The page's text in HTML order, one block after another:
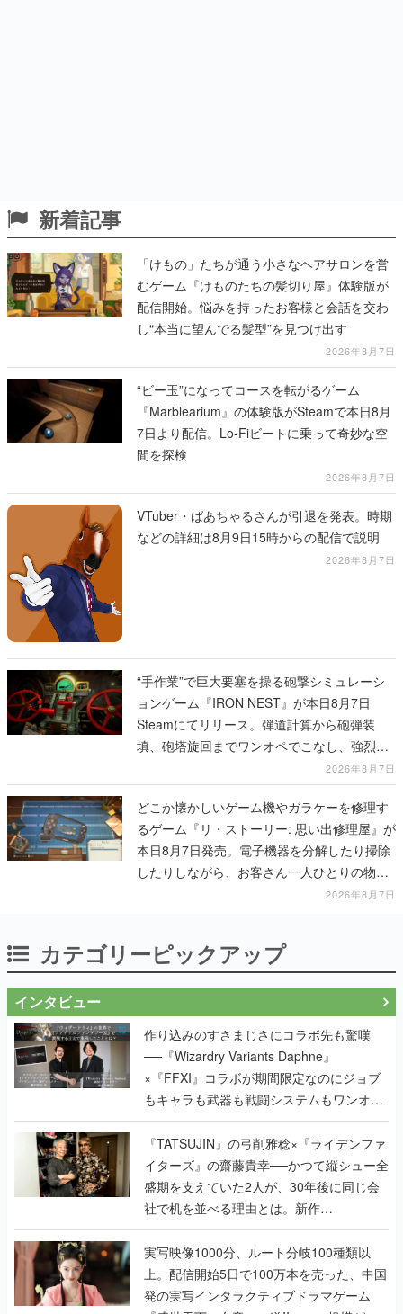
新着記事
「けもの」たちが通う小さなヘアサロンを営
むゲーム『けものたちの髪切り屋』体験版が
配信開始。悩みを持ったお客様と会話を交わ
し“本当に望んでる髪型”を見つけ出す
2026年8月7日
“ビー玉”になってコースを転がるゲーム
『Marblearium』の体験版がSteamで本日8月
7日より配信。Lo-Fiビートに乗って奇妙な空
間を探検
2026年8月7日
VTuber・ばあちゃるさんが引退を発表。時期
などの詳細は8月9日15時からの配信で説明
2026年8月7日
“手作業”で巨大要塞を操る砲撃シミュレーシ
ョンゲーム『IRON NEST』が本日8月7日
Steamにてリリース。弾道計算から砲弾装
填、砲塔旋回までワンオペでこなし、強烈な
一撃をブチかませるロマンある作品2026年8月7日
どこか懐かしいゲーム機やガラケーを修理す
るゲーム『リ・ストーリー: 思い出修理屋』が
本日8月7日発売。電子機器を分解したり掃除
したりしながら、お客さん一人ひとりの物語
2026年8月7日
カテゴリーピックアップ
インタビュー
作り込みのすさまじさにコラボ先も驚嘆
──『Wizardry Variants Daphne』
×『FFXI』コラボが期間限定なのにジョブ
もキャラも武器も戦闘システムもワンオフ
で作り込まれた理由を両ディレクターに聞
く
『TATSUJIN』の弓削雅稔×『ライデンファ
イターズ』の齋藤貴幸──かつて縦シュー全
盛期を支えていた2人が、30年後に同じ会
社で机を並べる理由とは。新作
『TATSUJIN EXTREME』で初タッグを組
んだレジェンド2人に訊く開発秘話
実写映像1000分、ルート分岐100種類以
上。配信開始5日で100万本を売った、中国
発の実写インタラクティブドラマゲーム